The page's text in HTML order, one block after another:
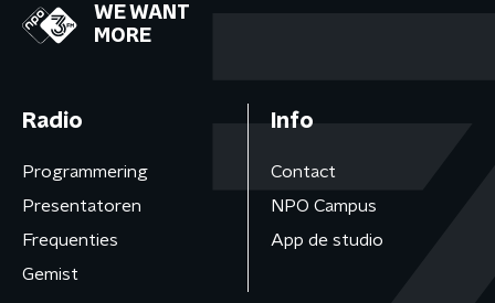
WE WANT
MORE
Radio
Programmering
Presentatoren
Frequenties
Gemist
Info
Contact
NPO Campus
App de studio